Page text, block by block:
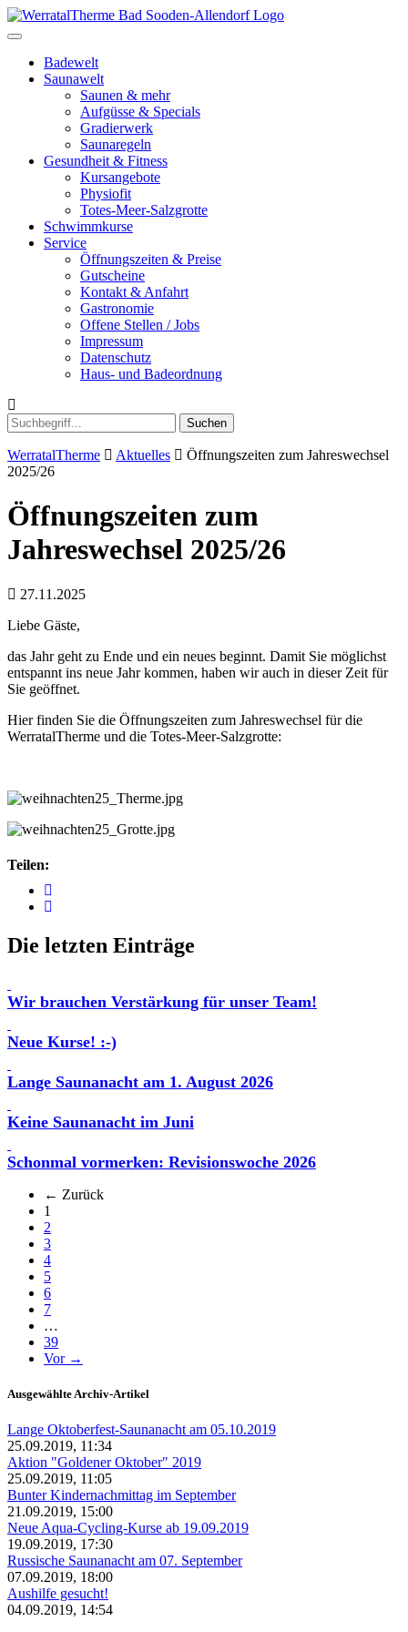
Toggle
navigationBadewelt
Saunawelt
Saunen & mehr
Aufgüsse & Specials
Gradierwerk
Saunaregeln
Gesundheit & Fitness
Kursangebote
Physiofit
Totes-Meer-Salzgrotte
Schwimmkurse
Service
Öffnungszeiten & Preise
Gutscheine
Kontakt & Anfahrt
Gastronomie
Offene Stellen / Jobs
Impressum
Datenschutz
Haus- und Badeordnung
Suchen
WerratalTherme Aktuelles
Öffnungszeiten zum Jahreswechsel
2025/26
Öffnungszeiten zum
Jahreswechsel 2025/26
27.11.2025
Liebe Gäste,
das Jahr geht zu Ende und ein neues beginnt. Damit Sie möglichst
entspannt ins neue Jahr kommen, haben wir auch in dieser Zeit für
Sie geöffnet.
Hier finden Sie die Öffnungszeiten zum Jahreswechsel für die
WerratalTherme und die Totes-Meer-Salzgrotte:
Teilen:
Die letzten Einträge
Wir brauchen Verstärkung für unser Team!
Neue Kurse! :-)
Lange Saunanacht am 1. August 2026
Keine Saunanacht im Juni
Schonmal vormerken: Revisionswoche 2026
← Zurück
1
2
3
4
5
6
7
…
39
Vor →
Ausgewählte Archiv-Artikel
Lange Oktoberfest-Saunanacht am 05.10.2019
25.09.2019, 11:34
Aktion "Goldener Oktober" 2019
25.09.2019, 11:05
Bunter Kindernachmittag im September
21.09.2019, 15:00
Neue Aqua-Cycling-Kurse ab 19.09.2019
19.09.2019, 17:30
Russische Saunanacht am 07. September
07.09.2019, 18:00
Aushilfe gesucht!
04.09.2019, 14:54